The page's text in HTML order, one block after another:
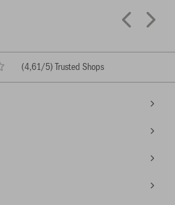
(4,61/5) Trusted Shops